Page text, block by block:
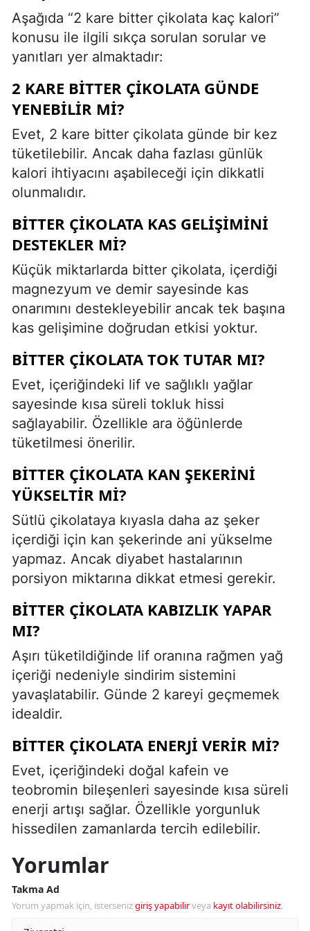
Aşağıda “2 kare bitter çikolata kaç kalori”
konusu ile ilgili sıkça sorulan sorular ve
yanıtları yer almaktadır:
2 KARE BITTER ÇIKOLATA GÜNDE
YENEBILIR MI?
Evet, 2 kare bitter çikolata günde bir kez
tüketilebilir. Ancak daha fazlası günlük
kalori ihtiyacını aşabileceği için dikkatli
olunmalıdır.
BITTER ÇIKOLATA KAS GELIŞIMINI
DESTEKLER MI?
Küçük miktarlarda bitter çikolata, içerdiği
magnezyum ve demir sayesinde kas
onarımını destekleyebilir ancak tek başına
kas gelişimine doğrudan etkisi yoktur.
BITTER ÇIKOLATA TOK TUTAR MI?
Evet, içeriğindeki lif ve sağlıklı yağlar
sayesinde kısa süreli tokluk hissi
sağlayabilir. Özellikle ara öğünlerde
tüketilmesi önerilir.
BITTER ÇIKOLATA KAN ŞEKERINI
YÜKSELTIR MI?
Sütlü çikolataya kıyasla daha az şeker
içerdiği için kan şekerinde ani yükselme
yapmaz. Ancak diyabet hastalarının
porsiyon miktarına dikkat etmesi gerekir.
BITTER ÇIKOLATA KABIZLIK YAPAR
MI?
Aşırı tüketildiğinde lif oranına rağmen yağ
içeriği nedeniyle sindirim sistemini
yavaşlatabilir. Günde 2 kareyi geçmemek
idealdir.
BITTER ÇIKOLATA ENERJI VERIR MI?
Evet, içeriğindeki doğal kafein ve
teobromin bileşenleri sayesinde kısa süreli
enerji artışı sağlar. Özellikle yorgunluk
hissedilen zamanlarda tercih edilebilir.
Yorumlar
Takma Ad
Yorum yapmak için, istersenizgiriş yapabilirveya kayıt olabilirsiniz.